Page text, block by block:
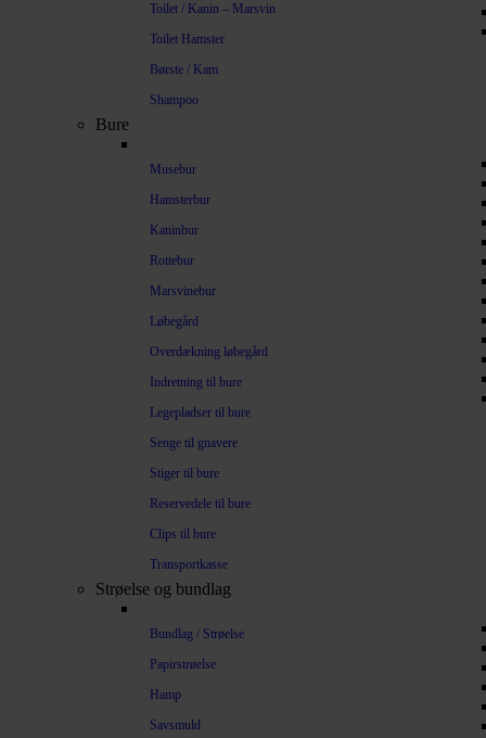
Toilet / Kanin – Marsvin
Toilet Hamster
Børste / Kam
Shampoo
Bure
Musebur
Hamsterbur
Kaninbur
Rottebur
Marsvinebur
Løbegård
Overdækning løbegård
Indretning til bure
Legepladser til bure
Senge til gnavere
Stiger til bure
Reservedele til bure
Clips til bure
Transportkasse
Strøelse og bundlag
Bundlag / Strøelse
Papirstrøelse
Hamp
Savsmuld